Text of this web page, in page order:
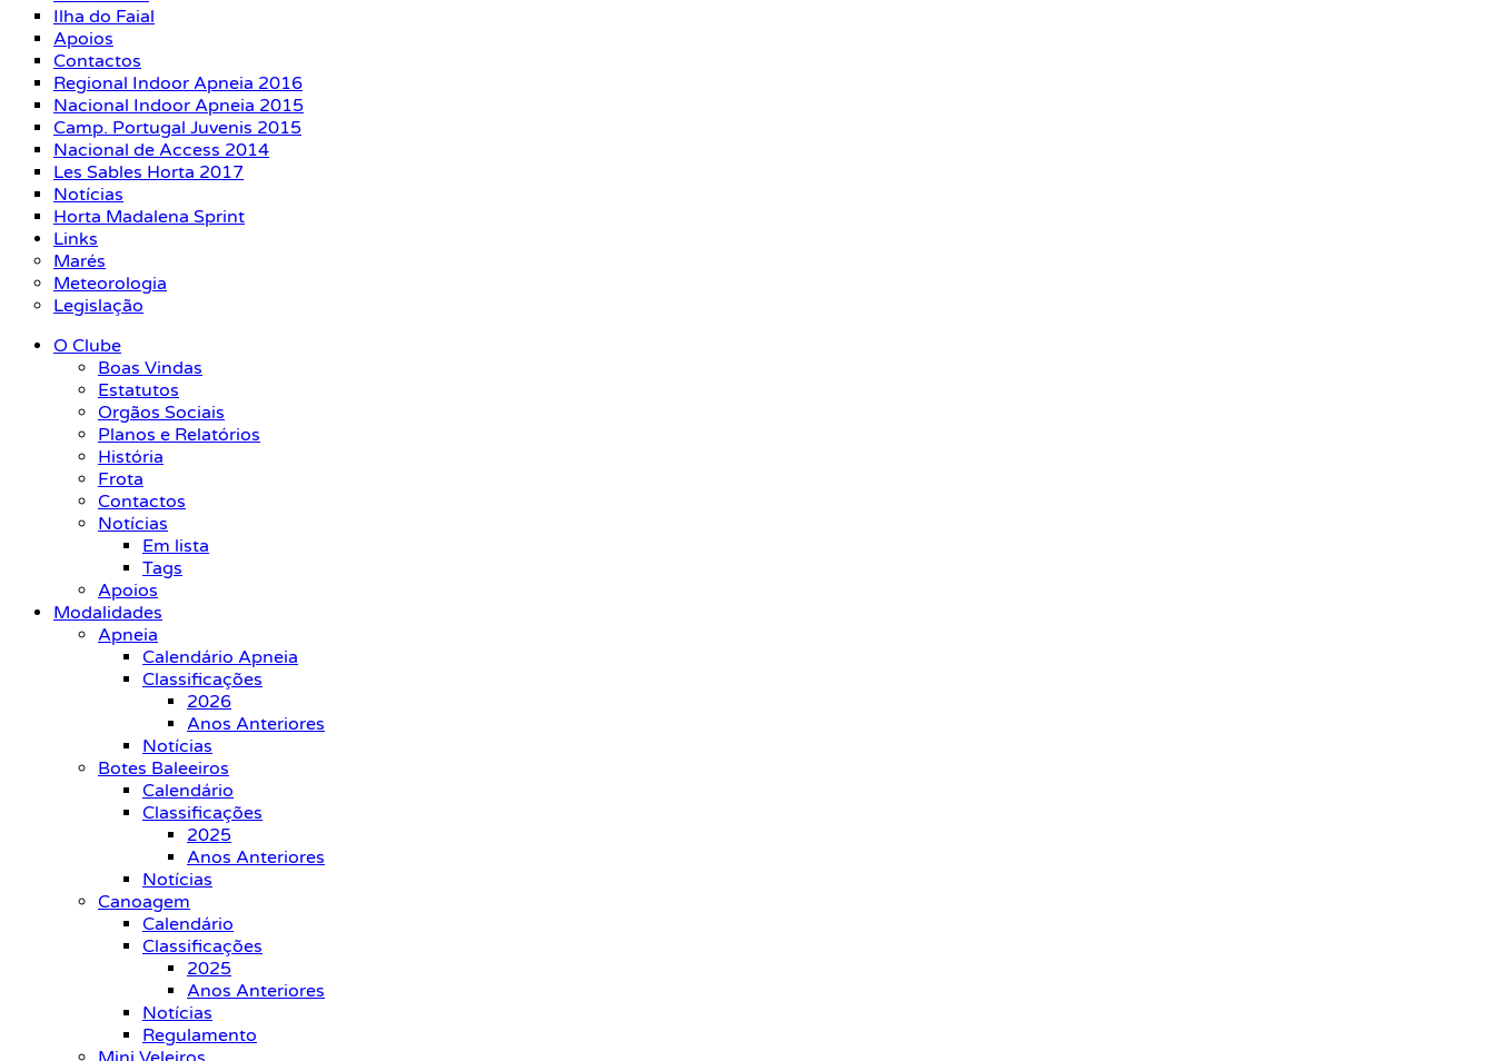
Ilha do Faial
Apoios
Contactos
Regional Indoor Apneia 2016
Nacional Indoor Apneia 2015
Camp. Portugal Juvenis 2015
Nacional de Access 2014
Les Sables Horta 2017
Notícias
Horta Madalena Sprint
Links
Marés
Meteorologia
Legislação
O Clube
Boas Vindas
Estatutos
Orgãos Sociais
Planos e Relatórios
História
Frota
Contactos
Notícias
Em lista
Tags
Apoios
Modalidades
Apneia
Calendário Apneia
Classificações
2026
Anos Anteriores
Notícias
Botes Baleeiros
Calendário
Classificações
2025
Anos Anteriores
Notícias
Canoagem
Calendário
Classificações
2025
Anos Anteriores
Notícias
Regulamento